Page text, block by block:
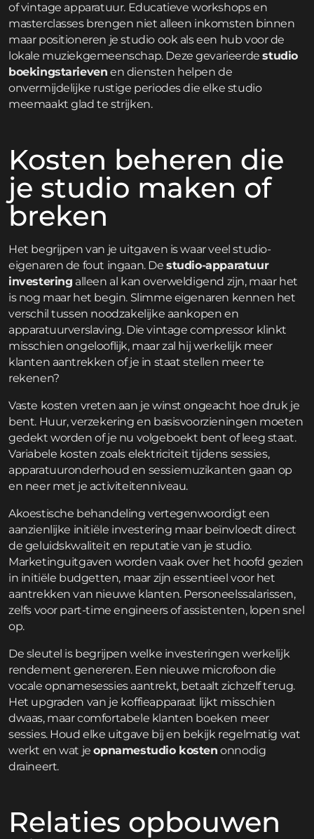
of vintage apparatuur. Educatieve workshops en
masterclasses brengen niet alleen inkomsten binnen
maar positioneren je studio ook als een hub voor de
lokale muziekgemeenschap. Deze gevarieerdestudio
boekingstarieven en diensten helpen de
onvermijdelijke rustige periodes die elke studio
meemaakt glad te strijken.
Kosten beheren die
je studio maken of
breken
Het begrijpen van je uitgaven is waar veel studio-
eigenaren de fout ingaan. Destudio-apparatuur
investering alleen al kan overweldigend zijn, maar het
is nog maar het begin. Slimme eigenaren kennen het
verschil tussen noodzakelijke aankopen en
apparatuurverslaving. Die vintage compressor klinkt
misschien ongelooflijk, maar zal hij werkelijk meer
klanten aantrekken of je in staat stellen meer te
rekenen?
Vaste kosten vreten aan je winst ongeacht hoe druk je
bent. Huur, verzekering en basisvoorzieningen moeten
gedekt worden of je nu volgeboekt bent of leeg staat.
Variabele kosten zoals elektriciteit tijdens sessies,
apparatuuronderhoud en sessiemuzikanten gaan op
en neer met je activiteitenniveau.
Akoestische behandeling vertegenwoordigt een
aanzienlijke initiële investering maar beïnvloedt direct
de geluidskwaliteit en reputatie van je studio.
Marketinguitgaven worden vaak over het hoofd gezien
in initiële budgetten, maar zijn essentieel voor het
aantrekken van nieuwe klanten. Personeelssalarissen,
zelfs voor part-time engineers of assistenten, lopen snel
op.
De sleutel is begrijpen welke investeringen werkelijk
rendement genereren. Een nieuwe microfoon die
vocale opnamesessies aantrekt, betaalt zichzelf terug.
Het upgraden van je koffieapparaat lijkt misschien
dwaas, maar comfortabele klanten boeken meer
sessies. Houd elke uitgave bij en bekijk regelmatig wat
werkt en wat jeopnamestudio kosten onnodig
draineert.
Relaties opbouwen